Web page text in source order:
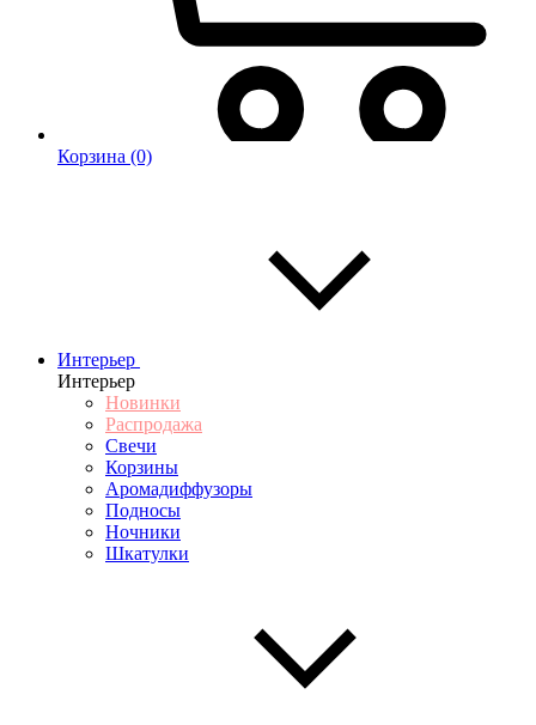
Корзина (0)
Интерьер
Интерьер
Новинки
Распродажа
Свечи
Корзины
Аромадиффузоры
Подносы
Ночники
Шкатулки